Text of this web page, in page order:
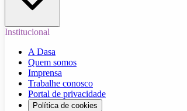
Institucional
A Dasa
Quem somos
Imprensa
Trabalhe conosco
Portal de privacidade
Política de cookies